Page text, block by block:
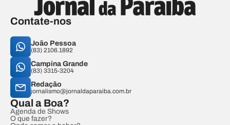
Contate-nos
João Pessoa
(83) 2106.1892
Campina Grande
(83) 3315-3204
Redação
jornalismo@jornaldaparaiba.com.br
Qual a Boa?
Agenda de Shows
O que fazer?